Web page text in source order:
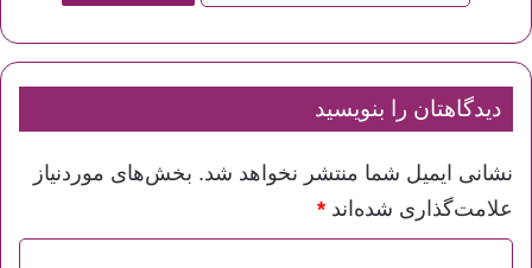
دیدگاهتان را بنویسید
نشانی ایمیل شما منتشر نخواهد شد. بخش‌های موردنیاز
علامت‌گذاری شده‌اند *